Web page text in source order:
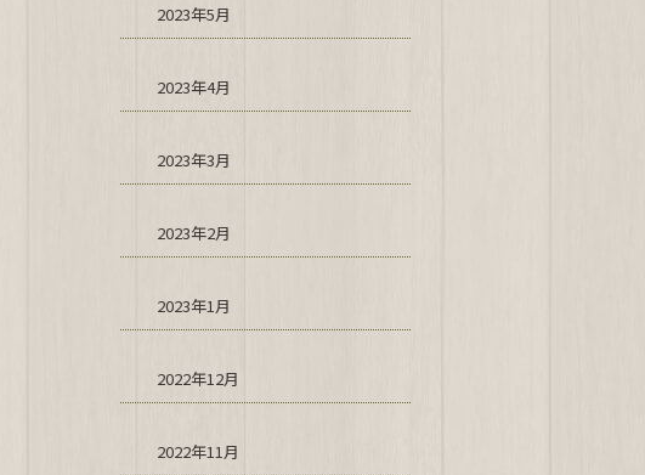
2023年5月
2023年4月
2023年3月
2023年2月
2023年1月
2022年12月
2022年11月